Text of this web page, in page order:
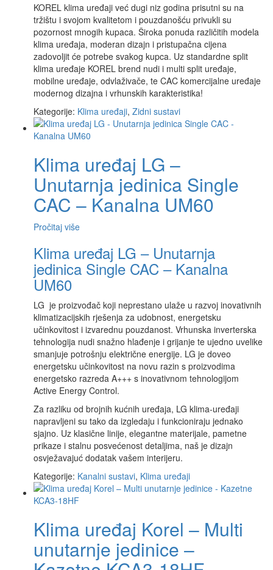
KOREL klima uređaji već dugi niz godina prisutni su na
tržištu i svojom kvalitetom i pouzdanošću privukli su
pozornost mnogih kupaca. Široka ponuda različitih modela
klima uređaja, moderan dizajn i pristupačna cijena
zadovoljit će potrebe svakog kupca. Uz standardne split
klima uređaje KOREL brend nudi i multi split uređaje,
mobilne uređaje, odvlaživače, te CAC komercijalne uređaje
modernog dizajna i vrhunskih karakteristika!
Kategorije: Klima uređaji, Zidni sustavi
Klima uređaj LG –
Unutarnja jedinica Single
CAC – Kanalna UM60
Pročitaj više
Klima uređaj LG – Unutarnja
jedinica Single CAC – Kanalna
UM60
LG je proizvođač koji neprestano ulaže u razvoj inovativnih
klimatizacijskih rješenja za udobnost, energetsku
učinkovitost i izvarednu pouzdanost. Vrhunska inverterska
tehnologija nudi snažno hlađenje i grijanje te ujedno uvelike
smanjuje potrošnju električne energije. LG je doveo
energetsku učinkovitost na novu razin s proizvodima
energetsko razreda A+++ s inovativnom tehnologijom
Active Energy Control.
Za razliku od brojnih kućnih uređaja, LG klima-uređaji
napravljeni su tako da izgledaju i funkcioniraju jednako
sjajno. Uz klasične linije, elegantne materijale, pametne
prikaze i stalnu posvećenost detaljima, naš je dizajn
osvježavajuć dodatak vašem interijeru.
Kategorije: Kanalni sustavi, Klima uređaji
Klima uređaj Korel – Multi
unutarnje jedinice –